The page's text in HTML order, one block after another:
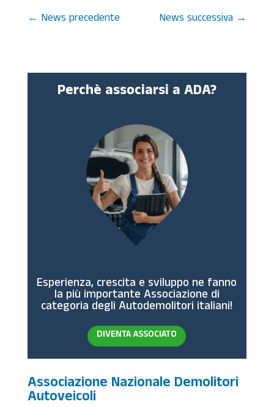
← News precedente News successiva →
Perchè associarsi a ADA?
Esperienza, crescita e sviluppo ne fanno
la più importante Associazione di
categoria degli Autodemolitori italiani!
DIVENTA ASSOCIATO
Associazione Nazionale Demolitori
Autoveicoli